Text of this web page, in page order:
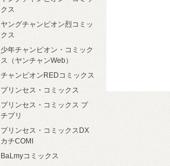
クス
ヤングチャンピオン烈コミッ
クス
少年チャンピオン・コミック
ス（ヤンチャンWeb）
チャンピオンREDコミックス
プリンセス・コミックス
プリンセス・コミックス プ
チプリ
プリンセス・コミックスDX
カチCOMI
BaLmyコミックス